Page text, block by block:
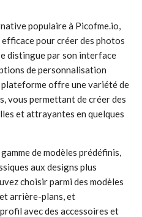
populaire à Picofme.io,
pour créer des photos
distingue par son interface
de personnalisation
offre une variété de
vous permettant de créer des
et attrayantes en quelques
de modèles prédéfinis,
aux designs plus
choisir parmi des modèles
arrière-plans, et
avec des accessoires et